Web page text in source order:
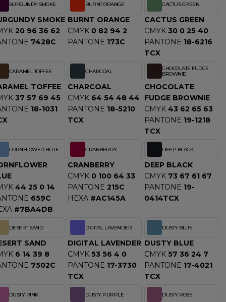
BURGUNDY SMOKE
SMOKE
20 96 36 62
7428C
BURNT ORANGE
BURNT ORANGE
CMYK 0 82 94 2
PANTONE 173C
CACTUS GREEN
CACTUS GREEN
CMYK 30 0 25 40
PANTONE 18-6216
TCX
CARAMEL TOFFEE
TOFFEE
37 57 69 45
18-1031
CHARCOAL
CHARCOAL
CMYK 64 54 48 44
PANTONE 18-5210
TCX
CHOCOLATE FUDGE
BROWNIE
CHOCOLATE
FUDGE BROWNIE
CMYK 43 62 65 63
PANTONE 19-1218
TCX
CORNFLOWER BLUE
44 25 0 14
659C
#7BA4DB
CRANBERRY
CRANBERRY
CMYK 0 100 64 33
PANTONE 215C
HEXA #AC145A
DEEP BLACK
DEEP BLACK
CMYK 73 67 61 67
PANTONE 19-
0414TCX
DESERT SAND
SAND
6 14 39 8
7502C
DIGITAL LAVENDER
DIGITAL LAVENDER
CMYK 53 56 4 0
PANTONE 17-3730
TCX
DUSTY BLUE
DUSTY BLUE
CMYK 57 36 24 7
PANTONE 17-4021
TCX
DUSTY PINK DUSTY PURPLE DUSTY ROSE